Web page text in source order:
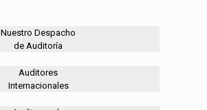
Nuestro Despacho
de Auditoría
Auditores
Internacionales